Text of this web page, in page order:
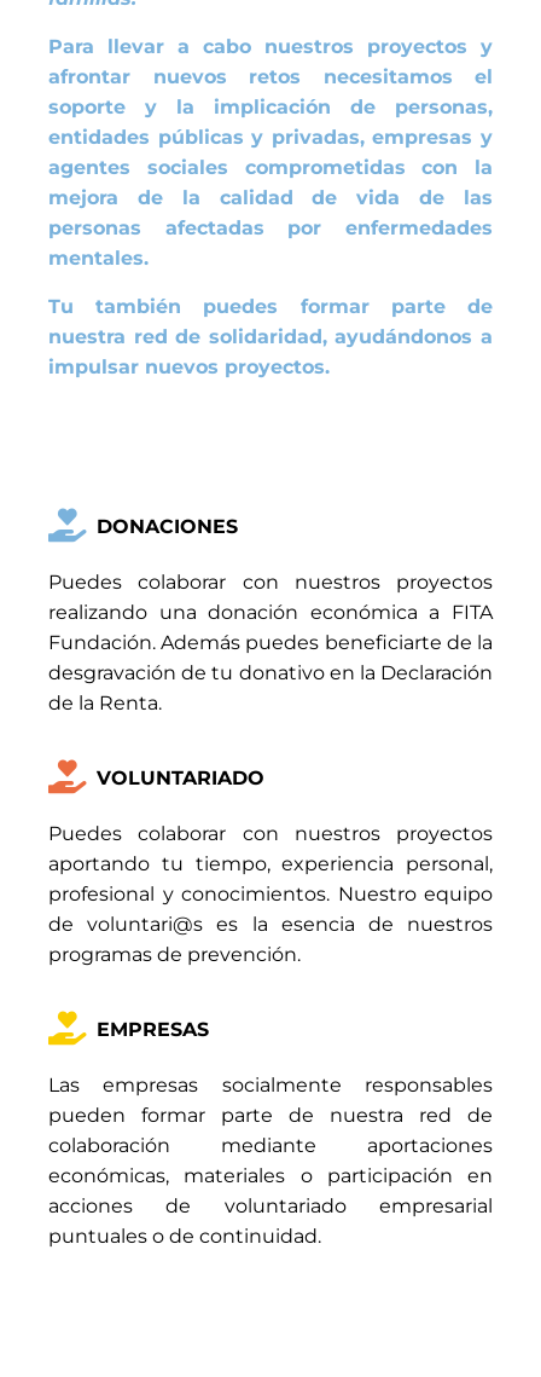
Para llevar a cabo nuestros proyectos y
afrontar nuevos retos necesitamos el
soporte y la implicación de personas,
entidades públicas y privadas, empresas y
agentes sociales comprometidas con la
mejora de la calidad de vida de las
personas afectadas por enfermedades
mentales.
Tu también puedes formar parte de
nuestra red de solidaridad, ayudándonos a
impulsar nuevos proyectos.
DONACIONES
Puedes colaborar con nuestros proyectos
realizando una donación económica a FITA
Fundación. Además puedes beneficiarte de la
desgravación de tu donativo en la Declaración
de la Renta.
VOLUNTARIADO
Puedes colaborar con nuestros proyectos
aportando tu tiempo, experiencia personal,
profesional y conocimientos. Nuestro equipo
de voluntari@s es la esencia de nuestros
programas de prevención.
EMPRESAS
Las empresas socialmente responsables
pueden formar parte de nuestra red de
colaboración mediante aportaciones
económicas, materiales o participación en
acciones de voluntariado empresarial
puntuales o de continuidad.